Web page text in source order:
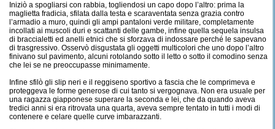
Iniziò a spogliarsi con rabbia, togliendosi un capo dopo l’altro: prima la
maglietta fradicia, sfilata dalla testa e scaraventata senza grazia contro
l’armadio a muro, quindi gli ampi pantaloni verde militare, completamente
incollati ai muscoli duri e scattanti delle gambe, infine quella sequela insulsa
di braccialetti ed anelli etnici che si sforzava di indossare perché le sapevano
di trasgressivo. Osservò disgustata gli oggetti multicolori che uno dopo l’altro
finivano sul pavimento, alcuni rotolando sotto il letto o sotto il comodino senza
che lei se ne preoccupasse minimamente.
Infine sfilò gli slip neri e il reggiseno sportivo a fascia che le comprimeva e
proteggeva le forme generose di cui tanto si vergognava. Non era usuale per
una ragazza giapponese superare la seconda e lei, che da quando aveva
tredici anni si era ritrovata una quarta, aveva sempre tentato in tutti i modi di
contenere e celare quelle curve imbarazzanti.